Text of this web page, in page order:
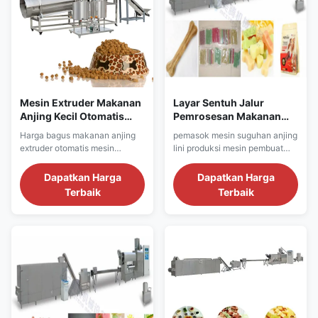
Mesin Extruder Makanan
Anjing Kecil Otomatis
150kg / H
Harga bagus makanan anjing
extruder otomatis mesin
extruder makanan anjing kecil
Efisiensi tinggi Kibble Dog Pet
Food Membuat Mesin Twin
screw extruder Makanan
gigi taring lainnya.Makanan
hewani dekat dengan makanan
Dapatkan Harga
Terbaik
Layar Sentuh Jalur
Pemrosesan Makanan
Hewan Peliharaan 100-
150KG / Jam
pemasok mesin suguhan anjing
lini produksi mesin pembuat
suguhan anjing pengunyah
hewan peliharaan Karakter
utamaMesin produksi makanan
hewan peliharaan mengunyah /
dikombinasikan dengan ...
Dapatkan Harga
Terbaik